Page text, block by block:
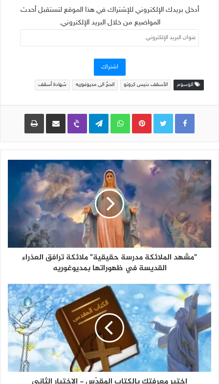
أدخل بريدك الإلكتروني للإشتراك في هذا الموقع لتستقبل أحدث
المواضيع من خلال البريد الإلكتروني.
عنوان
البريد
اشتراك
الوسوم الأسقف دنيس كروتو الحجّ الى مديوغوريه شهادة أسقف
Pinterest
WhatsApp
Telegram
Viber مشاركة عبر البريد طباعة
"مشهد الملائكة مدرسة حقيقية" ملائكة ترافق العذراء
القديسة في ظهوراتها بمديوغوريه